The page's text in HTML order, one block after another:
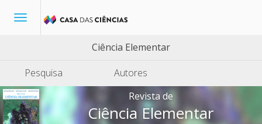
Toggle
Ciência Elementar
Pesquisa
Autores
Revista de
Ciência Elementar